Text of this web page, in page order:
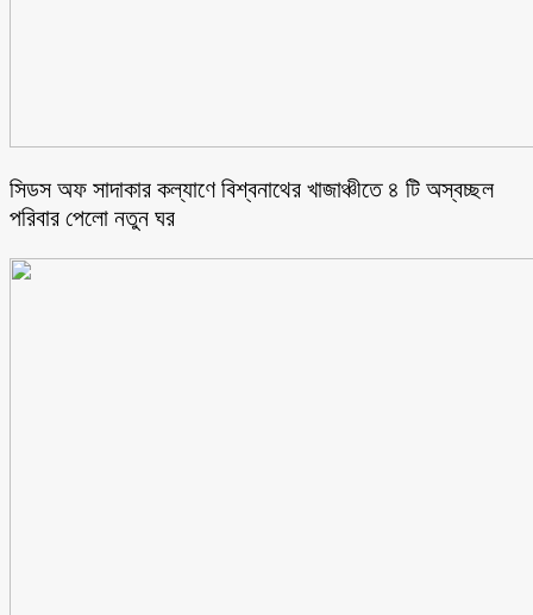
সিডস অফ সাদাকার কল্যাণে বিশ্বনাথের খাজাঞ্চীতে ৪ টি অস্বচ্ছল
পরিবার পেলো নতুন ঘর